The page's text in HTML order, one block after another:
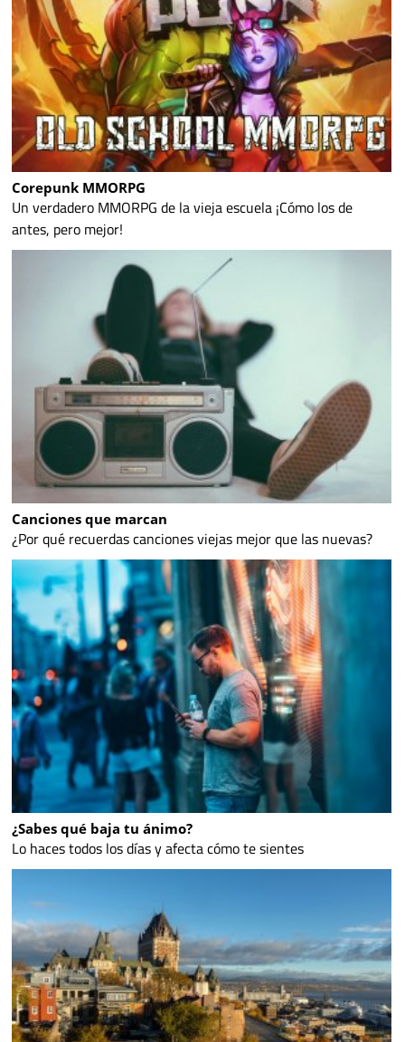
Corepunk MMORPG
Un verdadero MMORPG de la vieja escuela ¡Cómo los de
antes, pero mejor!
Canciones que marcan
¿Por qué recuerdas canciones viejas mejor que las nuevas?
¿Sabes qué baja tu ánimo?
Lo haces todos los días y afecta cómo te sientes